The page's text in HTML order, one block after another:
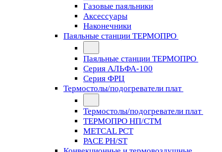
Газовые паяльники
Аксессуары
Наконечники
Паяльные станции ТЕРМОПРО
Паяльные станции ТЕРМОПРО
Серия АЛЬФА-100
Серия ФРЦ
Термостолы/подогреватели плат
Термостолы/подогреватели плат
ТЕРМОПРО НП/СТМ
METCAL PCT
PACE PH/ST